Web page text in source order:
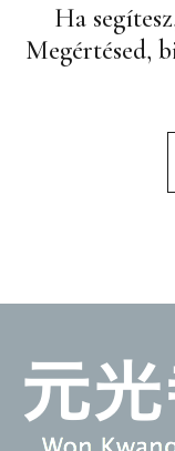
Ha
Megértésed,